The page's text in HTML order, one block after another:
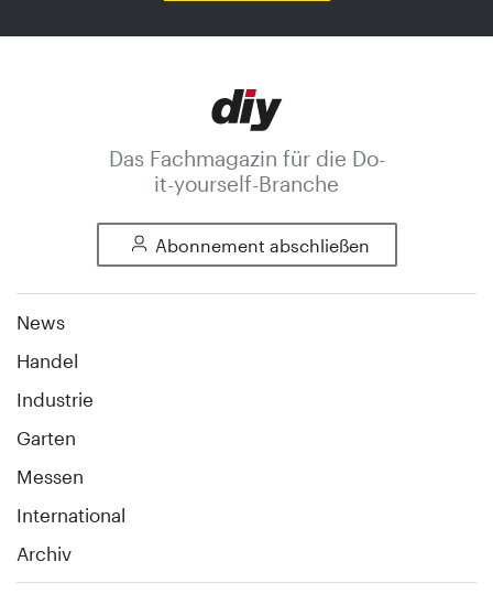
Das Fachmagazin für die Do-
it-yourself-Branche
Abonnement abschließen
News
Handel
Industrie
Garten
Messen
International
Archiv